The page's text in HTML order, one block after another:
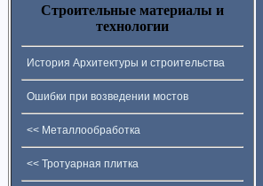
Строительные материалы и
технологии
История Архитектуры и строительства
Ошибки при возведении мостов
<< Металлообработка
<< Тротуарная плитка